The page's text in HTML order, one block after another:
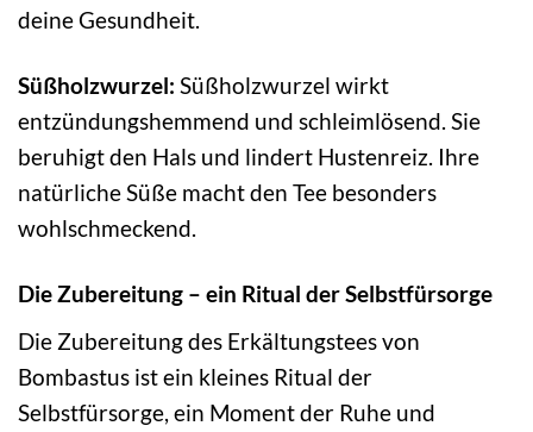
deine Gesundheit.
Süßholzwurzel: Süßholzwurzel wirkt
entzündungshemmend und schleimlösend. Sie
beruhigt den Hals und lindert Hustenreiz. Ihre
natürliche Süße macht den Tee besonders
wohlschmeckend.
Die Zubereitung – ein Ritual der Selbstfürsorge
Die Zubereitung des Erkältungstees von
Bombastus ist ein kleines Ritual der
Selbstfürsorge, ein Moment der Ruhe und